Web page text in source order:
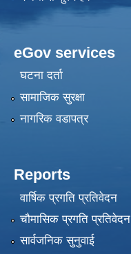
eGov services
घटना दर्ता
सामाजिक सुरक्षा
नागरिक वडापत्र
Reports
वार्षिक प्रगति प्रतिवेदन
चौमासिक प्रगति प्रतिवेदन
सार्वजनिक सुनुवाई